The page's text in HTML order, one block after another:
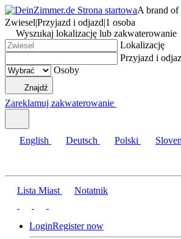
A brand of
Zwiesel|Przyjazd i odjazd|1 osoba
Wyszukaj lokalizację lub zakwaterowanie
Lokalizację
Przyjazd i
Osoby
Znajdź
Zareklamuj zakwaterowanie
English Deutsch Polski
Lista Miast Notatnik
LoginRegister now